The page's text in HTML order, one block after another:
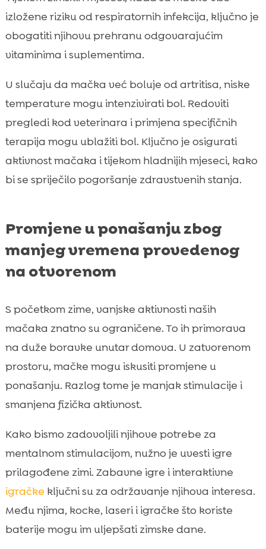
izložene riziku od respiratornih infekcija, ključno je
obogatiti njihovu prehranu odgovarajućim
vitaminima i suplementima.
U slučaju da mačka već boluje od artritisa, niske
temperature mogu intenzivirati bol. Redoviti
pregledi kod veterinara i primjena specifičnih
terapija mogu ublažiti bol. Ključno je osigurati
aktivnost mačaka i tijekom hladnijih mjeseci, kako
bi se spriječilo pogoršanje zdravstvenih stanja.
Promjene u ponašanju zbog
manjeg vremena provedenog
na otvorenom
S početkom zime, vanjske aktivnosti naših
mačaka znatno su ograničene. To ih primorava
na duže boravke unutar domova. U zatvorenom
prostoru, mačke mogu iskusiti promjene u
ponašanju. Razlog tome je manjak stimulacije i
smanjena fizička aktivnost.
Kako bismo zadovoljili njihove potrebe za
mentalnom stimulacijom, nužno je uvesti igre
prilagođene zimi. Zabavne igre i interaktivne
igračke ključni su za održavanje njihova interesa.
Među njima, kocke, laseri i igračke što koriste
baterije mogu im uljepšati zimske dane.